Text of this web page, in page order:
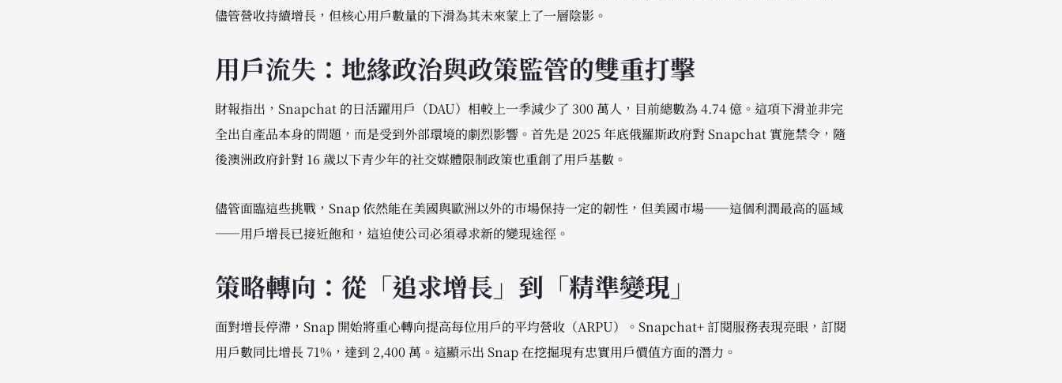
儘管營收持續增長，但核心用戶數量的下滑為其未來蒙上了一層陰影。
用戶流失：地緣政治與政策監管的雙重打擊
財報指出，Snapchat 的日活躍用戶（DAU）相較上一季減少了 300 萬人，目前總數為 4.74 億。這項下滑並非完
全出自產品本身的問題，而是受到外部環境的劇烈影響。首先是 2025 年底俄羅斯政府對 Snapchat 實施禁令，隨
後澳洲政府針對 16 歲以下青少年的社交媒體限制政策也重創了用戶基數。
儘管面臨這些挑戰，Snap 依然能在美國與歐洲以外的市場保持一定的韌性，但美國市場——這個利潤最高的區域
——用戶增長已接近飽和，這迫使公司必須尋求新的變現途徑。
策略轉向：從「追求增長」到「精準變現」
面對增長停滯，Snap 開始將重心轉向提高每位用戶的平均營收（ARPU）。Snapchat+ 訂閱服務表現亮眼，訂閱
用戶數同比增長 71%，達到 2,400 萬。這顯示出 Snap 在挖掘現有忠實用戶價值方面的潛力。